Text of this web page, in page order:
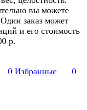
вы можете
заказ может
и его стоимость
р.
0 Избранные
0